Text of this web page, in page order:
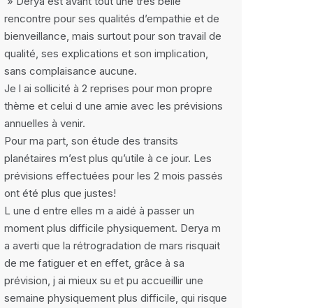
rencontre pour ses qualités d’empathie et de
bienveillance, mais surtout pour son travail de
qualité, ses explications et son implication,
sans complaisance aucune.
Je l ai sollicité à 2 reprises pour mon propre
thème et celui d une amie avec les prévisions
annuelles à venir.
Pour ma part, son étude des transits
planétaires m’est plus qu’utile à ce jour. Les
prévisions effectuées pour les 2 mois passés
ont été plus que justes!
L une d entre elles m a aidé à passer un
moment plus difficile physiquement. Derya m
a averti que la rétrogradation de mars risquait
de me fatiguer et en effet, grâce à sa
prévision, j ai mieux su et pu accueillir une
semaine physiquement plus difficile, qui risque